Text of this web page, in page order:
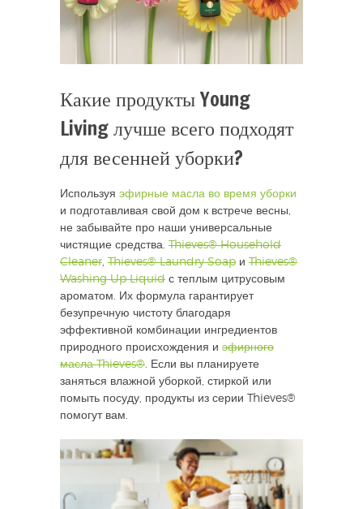
Какие продукты Young
Living лучше всего подходят
для весенней уборки?
Используя эфирные масла во время уборки
и подготавливая свой дом к встрече весны,
не забывайте про наши универсальные
чистящие средства. Thieves® Household
Cleaner, Thieves® Laundry Soap и Thieves®
Washing Up Liquid с теплым цитрусовым
ароматом. Их формула гарантирует
безупречную чистоту благодаря
эффективной комбинации ингредиентов
природного происхождения и эфирного
масла Thieves®. Если вы планируете
заняться влажной уборкой, стиркой или
помыть посуду, продукты из серии Thieves®
помогут вам.